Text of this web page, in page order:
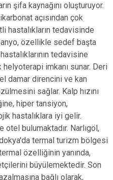
şifa kaynağını oluşturuyor.
açısından çok
hastalıkların tedavisinde
özellikle sedef başta
tedavisine
helyoterapi imkanı sunar. Deri
damar direncini ve kan
sağlar. Kalp hızını
hiper tansiyon,
hastalıklara iyi gelir.
otel bulumaktadır. Narlıgöl,
termal turizm bölgesi
özelliğinin yanında,
büyülemektedir. Son
bağlı olarak,